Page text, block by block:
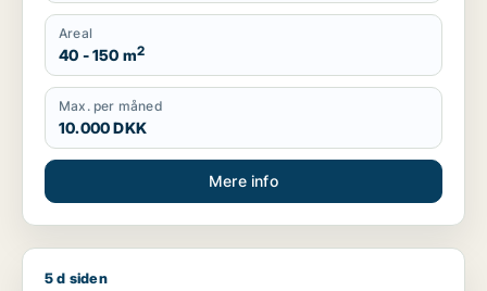
Areal
40 - 150 m2
Max. per måned
10.000 DKK
Mere info
Signe søger kontor, lager, værksted, butik,
5 d siden